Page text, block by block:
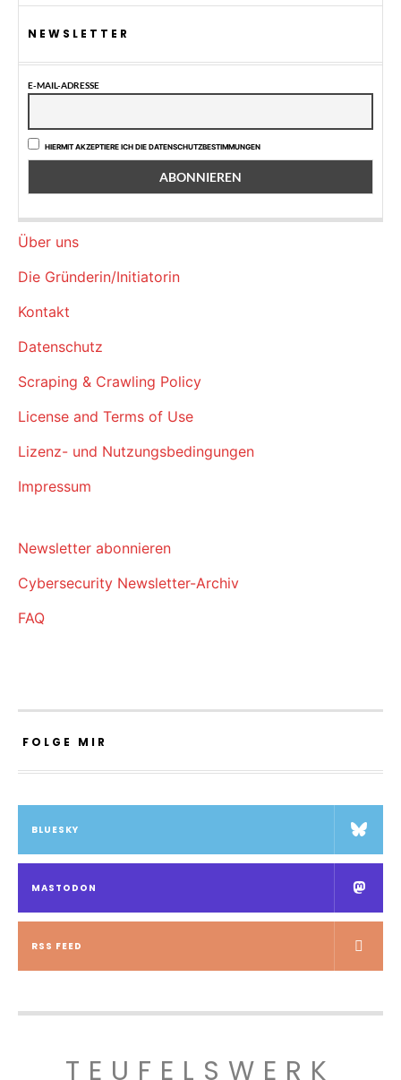
NEWSLETTER
E-MAIL-ADRESSE
HIERMIT AKZEPTIERE ICH DIE DATENSCHUTZBESTIMMUNGEN
Über uns
Die Gründerin/Initiatorin
Kontakt
Datenschutz
Scraping & Crawling Policy
License and Terms of Use
Lizenz- und Nutzungsbedingungen
Impressum
Newsletter abonnieren
Cybersecurity Newsletter-Archiv
FAQ
FOLGE MIR
BLUESKY
MASTODON
RSS FEED
TEUFELSWERK